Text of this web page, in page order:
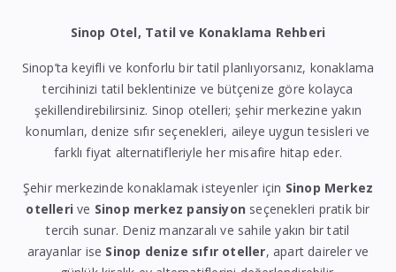
Sinop Otel, Tatil ve Konaklama Rehberi
Sinop’ta keyifli ve konforlu bir tatil planlıyorsanız, konaklama
tercihinizi tatil beklentinize ve bütçenize göre kolayca
şekillendirebilirsiniz. Sinop otelleri; şehir merkezine yakın
konumları, denize sıfır seçenekleri, aileye uygun tesisleri ve
farklı fiyat alternatifleriyle her misafire hitap eder.
Şehir merkezinde konaklamak isteyenler için Sinop Merkez
otelleri ve Sinop merkez pansiyon seçenekleri pratik bir
tercih sunar. Deniz manzaralı ve sahile yakın bir tatil
arayanlar ise Sinop denize sıfır oteller, apart daireler ve